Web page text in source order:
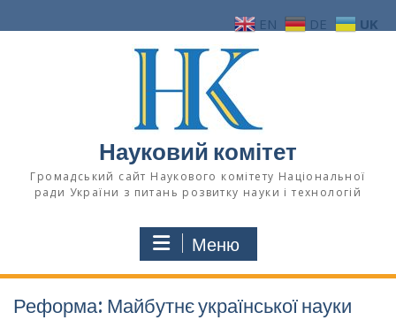
до
Науковий комітет
Громадський сайт Наукового комітету Національної
ради України з питань розвитку науки і технологій
Меню
Реформа: Майбутнє української науки
EN DE UK